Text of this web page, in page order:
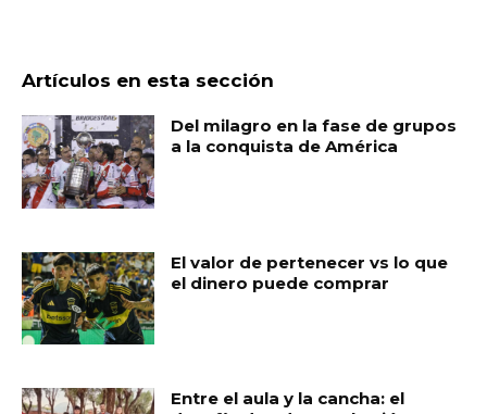
Artículos en esta sección
Del milagro en la fase de grupos
a la conquista de América
El valor de pertenecer vs lo que
el dinero puede comprar
Entre el aula y la cancha: el